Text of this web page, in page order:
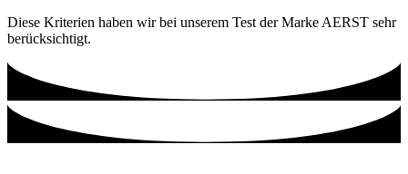
Diese Kriterien haben wir bei unserem Test der Marke AERST sehr
berücksichtigt.